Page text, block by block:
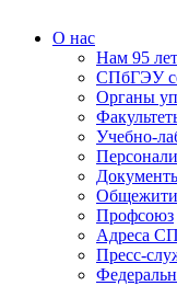
О нас
Нам 95 лет
СПбГЭУ
Органы
Учебно-
Профсоюз
Адреса
Пресс-